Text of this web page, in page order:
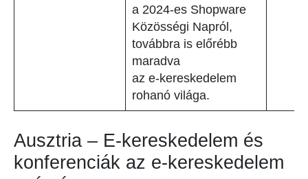
a 2024-es Shopware
Közösségi Napról,
továbbra is előrébb
maradva
az e-kereskedelem
rohanó világa.
Ausztria – E-kereskedelem és
konferenciák az e-kereskedelem